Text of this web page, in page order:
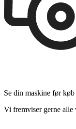
Se din maskine før køb
Vi fremviser gerne alle